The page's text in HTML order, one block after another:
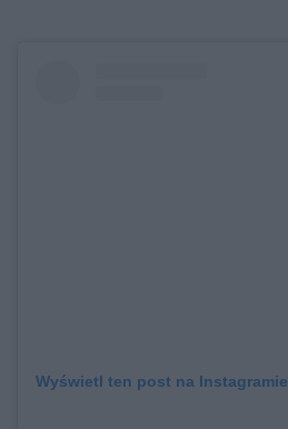
Wyświetl ten post na Instagramie